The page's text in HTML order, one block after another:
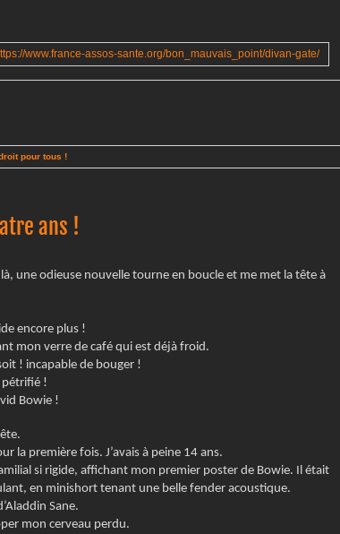
www.france-assos-sante.org/bon_mauvais_point/divan-gate/
pour tous !
ans !
une odieuse nouvelle tourne en boucle et me met la tête à
encore plus !
mon verre de café qui est déjà froid.
! incapable de bouger !
pétrifié !
Bowie !
la première fois. J’avais à peine 14 ans.
si rigide, affichant mon premier poster de Bowie. Il était
en minishort tenant une belle fender acoustique.
Sane.
mon cerveau perdu.